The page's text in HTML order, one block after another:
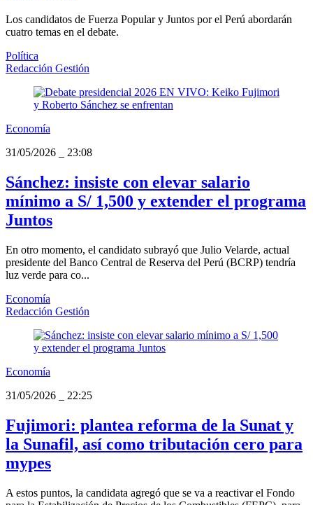
Los candidatos de Fuerza Popular y Juntos por el Perú abordarán
cuatro temas en el debate.
Política
Redacción Gestión
Economía
31/05/2026
23:08
Sánchez: insiste con elevar salario
mínimo a S/ 1,500 y extender el programa
Juntos
En otro momento, el candidato subrayó que Julio Velarde, actual
presidente del Banco Central de Reserva del Perú (BCRP) tendría
luz verde para co...
Economía
Redacción Gestión
Economía
31/05/2026
22:25
Fujimori: plantea reforma de la Sunat y
la Sunafil, así como tributación cero para
mypes
A estos puntos, la candidata agregó que se va a reactivar el Fondo